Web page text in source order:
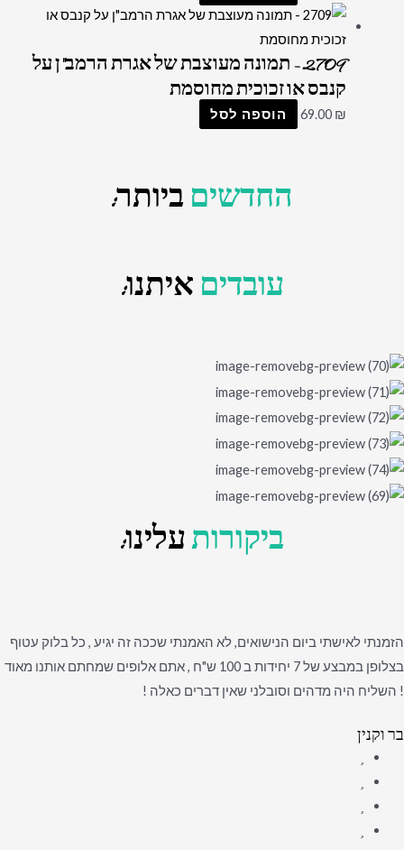
2709 – תמונה מעוצבת של אגרת הרמב"ן על
קנבס או זכוכית מחוסמת
69.00 ₪ הוספה לסל
החדשיםביותר:
עובדיםאיתנו:
ביקורותעלינו:
הזמנתי לאישתי ביום הנישואים, לא האמנתי שככה זה יגיע , כל בלוק עטוף
בצלופן במבצע של 7 יחידות ב 100 ש"ח , אתם אלופים שמחתם אותנו מאוד
! השליח היה מדהים וסובלני שאין דברים כאלה !
בר וקנין